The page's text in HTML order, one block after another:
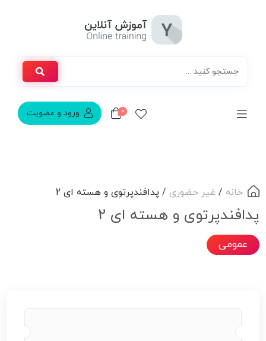
ورود و عضویت 0
خانه / غیر حضوری / پدافندپرتوی و هسته ای 2
پدافندپرتوی و هسته ای 2
عمومی